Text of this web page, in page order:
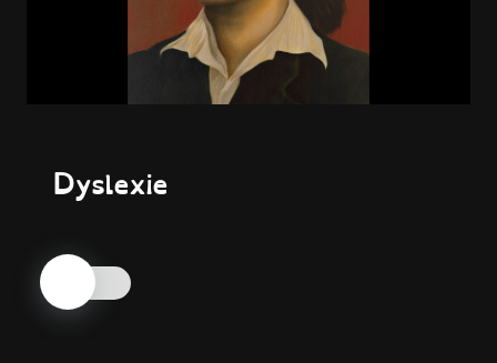
Nos engagements
DyslexieA.D.C., 2021
- 50 × 36,5 × 1,8 cm © Bertrand Huet / tutti image.